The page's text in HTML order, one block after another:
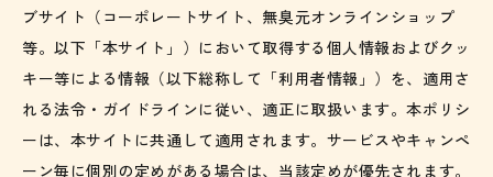
ブサイト（コーポレートサイト、無臭元オンラインショップ
等。以下「本サイト」）において取得する個人情報およびクッ
キー等による情報（以下総称して「利用者情報」）を、適用さ
れる法令・ガイドラインに従い、適正に取扱います。本ポリシ
ーは、本サイトに共通して適用されます。サービスやキャンペ
ーン毎に個別の定めがある場合は、当該定めが優先されます。